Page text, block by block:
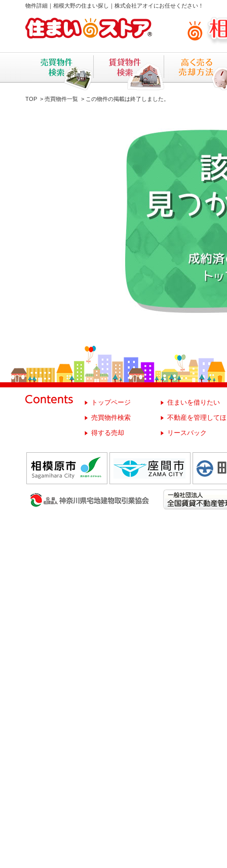
物件詳細｜相模大野の住まい探し｜株式会社アオイにお任せください！
TOP > 売買物件一覧 > この物件の掲載は終了しました。
トップページ
売買物件検索
得する売却
住まいを借りたい
不動産を管理して
リースバック